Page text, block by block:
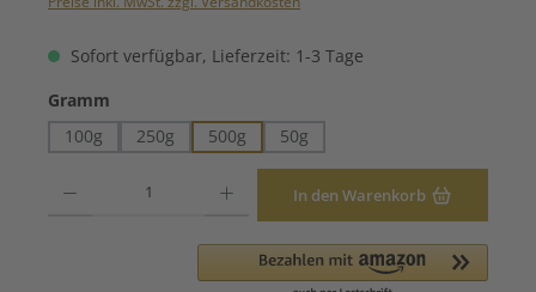
Sofort verfügbar, Lieferzeit: 1-3 Tage
Gramm
100g
250g 500g 50g
In den Warenkorb